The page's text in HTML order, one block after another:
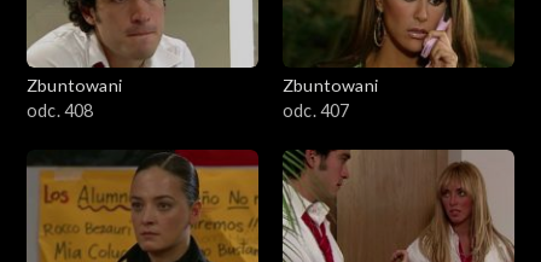
Zbuntowani
odc. 408
Zbuntowani
odc. 407